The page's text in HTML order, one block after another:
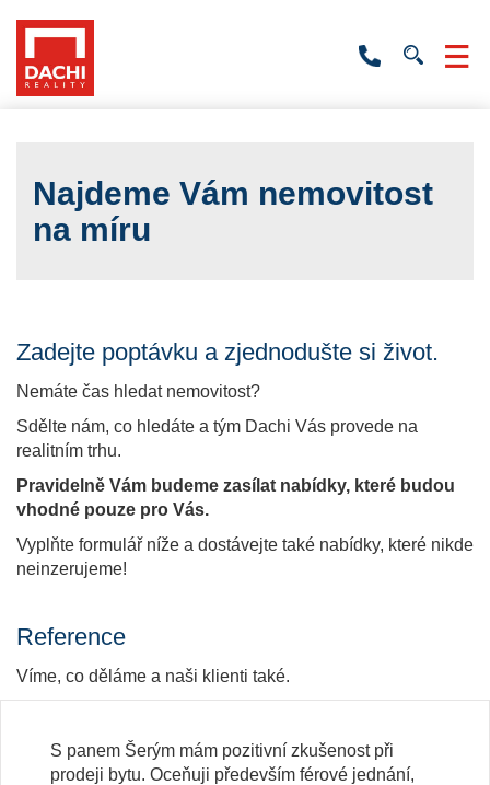
+420
Najdeme Vám nemovitost
na míru
Zadejte poptávku a zjednodušte si život.
Nemáte čas hledat nemovitost?
Sdělte nám, co hledáte a tým Dachi Vás provede na
realitním trhu.
Pravidelně Vám budeme zasílat nabídky, které budou
vhodné pouze pro Vás.
Vyplňte formulář níže a dostávejte také nabídky, které nikde
neinzerujeme!
Reference
Víme, co děláme a naši klienti také.
S panem Šerým mám pozitivní zkušenost při
prodeji bytu. Oceňuji především férové jednání,